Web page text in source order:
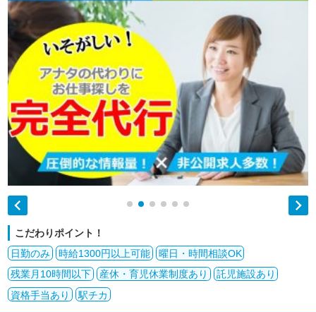
 
こだわりポイント！
日勤のみ
時給1300円以上可能
曜日・時間相談OK
残業月10時間以下
産休・育児休業制度あり
託児施設あり
資格手当あり
駅チカ